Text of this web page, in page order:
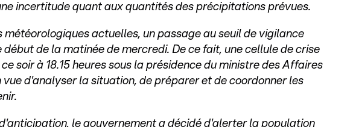
incertitude quant aux quantités des précipitations prévues.
météorologiques actuelles, un passage au seuil de vigilance
de la matinée de mercredi. De ce fait, une cellule de crise
soir à 18.15 heures sous la présidence du ministre des Affaires
vue d'analyser la situation, de préparer et de coordonner les
le gouvernement a décidé d'alerter la population